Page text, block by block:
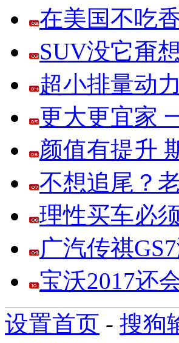
在美国不吃
SUV没它甭
超小排量动
更大更宜家
颜值有提升
不想追尾？
理性买车必
广汽传祺
宝沃2017还
设置首页 - 搜狗